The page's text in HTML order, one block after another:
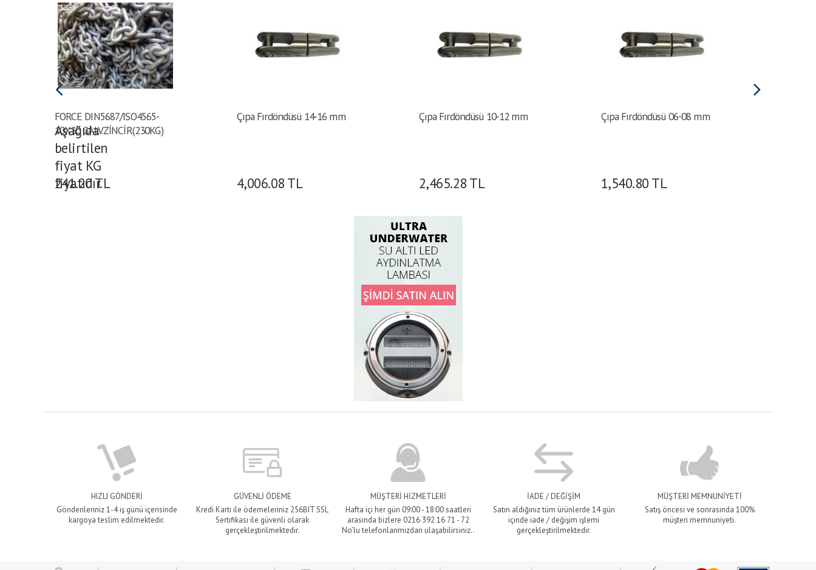
FORCE DIN5687/ISO4565-
10X30 GALV.ZİNCİR(230KG)
Aşağıda
belirtilen
fiyat KG
fiyatıdır.
241.20TL
Çıpa Fırdöndüsü 14-16 mm
4,006.08 TL
Çıpa Fırdöndüsü 10-12 mm
2,465.28 TL
Çıpa Fırdöndüsü 06-08 mm
1,540.80 TL
HIZLI GÖNDERİ
Gönderileriniz 1-4 iş günü içerisinde
kargoya teslim edilmektedir.
GÜVENLİ ÖDEME
Kredi Kartı ile ödemeleriniz 256BIT SSL
Sertifikası ile güvenli olarak
gerçekleştirilmektedir.
MÜŞTERİ HİZMETLERİ
Hafta içi her gün 09:00 - 18:00 saatleri
arasında bizlere 0216 392 16 71 - 72
No’lu telefonlarımızdan ulaşabilirsiniz..
İADE / DEĞİŞİM
Satın aldığınız tüm ürünlerde 14 gün
içinde iade / değişim işlemi
gerçekleştirilmektedir.
MÜŞTERİ MEMNUNİYETİ
Satış öncesi ve sonrasında 100%
müşteri memnuniyeti.